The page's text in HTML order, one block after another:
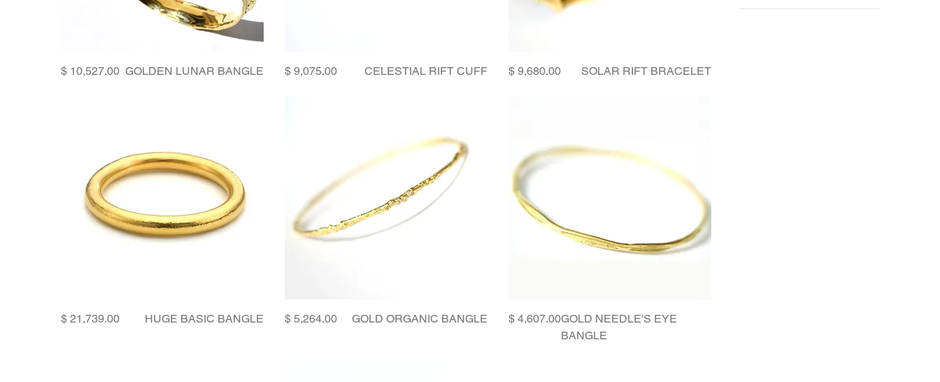
גאו
SOLAR RIFT BRACELET
Price‏9,680.00 ‏$
CELESTIAL RIFT CUFF
Price
GOLDEN LUNAR BANGLE
Price
GOLD NEEDLE'S EYE
BANGLE
Price‏4,607.00 ‏$
GOLD ORGANIC BANGLE
Price
HUGE BASIC BANGLE
Price